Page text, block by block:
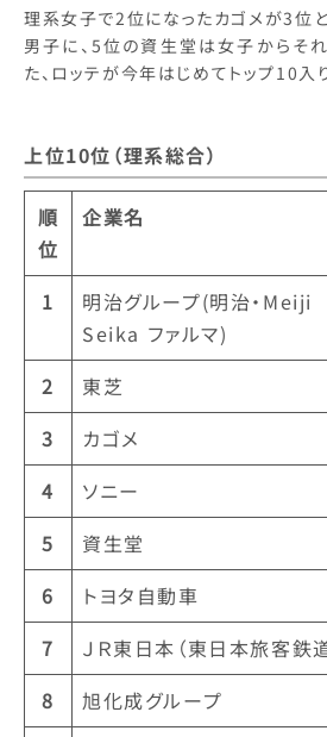
理系女子で2位になったカゴメが3位
男子に、5位の資生堂は女子からそ
た、ロッテが今年はじめてトップ10入
上位10位（理系総合）
順
位
企業名
1
明治グループ(明治・Meiji
Seika ファルマ)
2 東芝
3
カゴメ
4
ソニー
5
資生堂
6
トヨタ自動車
7
ＪＲ東日本（東日本旅客鉄道
8
旭化成グループ